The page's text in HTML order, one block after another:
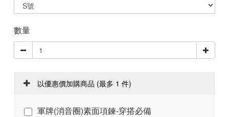
數量
以優惠價加購商品 (最多 1 件)
軍牌(消音圈)素面項鍊-穿搭必備